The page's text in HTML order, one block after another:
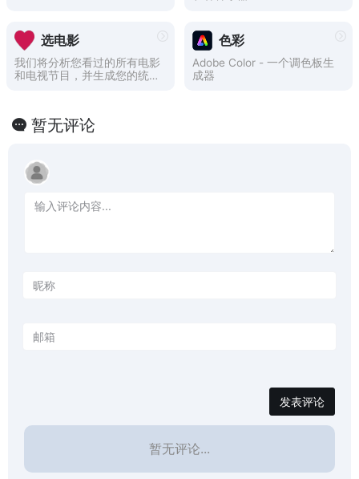
选电影
我们将分析您看过的所有电影
和电视节目，并生成您的统计
色彩
Adobe Color - 一个调色板生
成器
暂无评论
发表评论
暂无评论...